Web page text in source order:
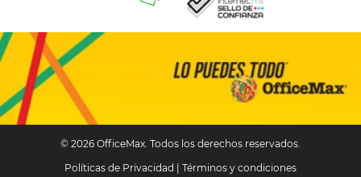
© 2026 OfficeMax. Todos los derechos reservados.
Políticas de Privacidad
Términos y condiciones